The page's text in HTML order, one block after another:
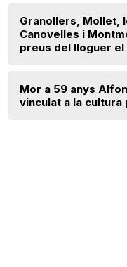
Granollers, Mollet,
Canovelles i
preus del lloguer el
Mor a 59 anys
vinculat a la cultura